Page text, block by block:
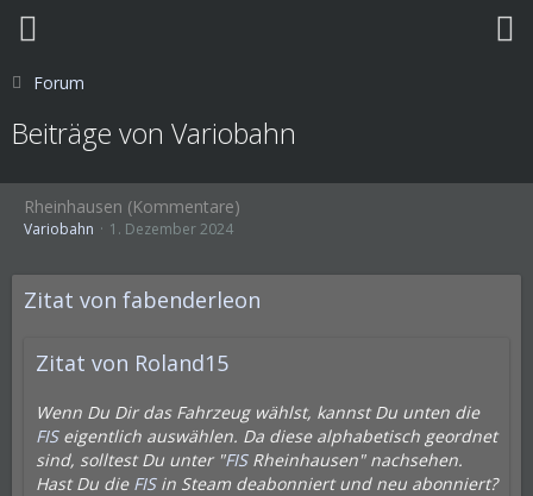
Forum
Beiträge von Variobahn
Rheinhausen (Kommentare)
Variobahn 1. Dezember 2024
Zitat von fabenderleon
Zitat von Roland15
Wenn Du Dir das Fahrzeug wählst, kannst Du unten die
FISeigentlich auswählen. Da diese alphabetisch geordnet
sind, solltest Du unter "FISRheinhausen" nachsehen.
Hast Du die FISin Steam deabonniert und neu abonniert?